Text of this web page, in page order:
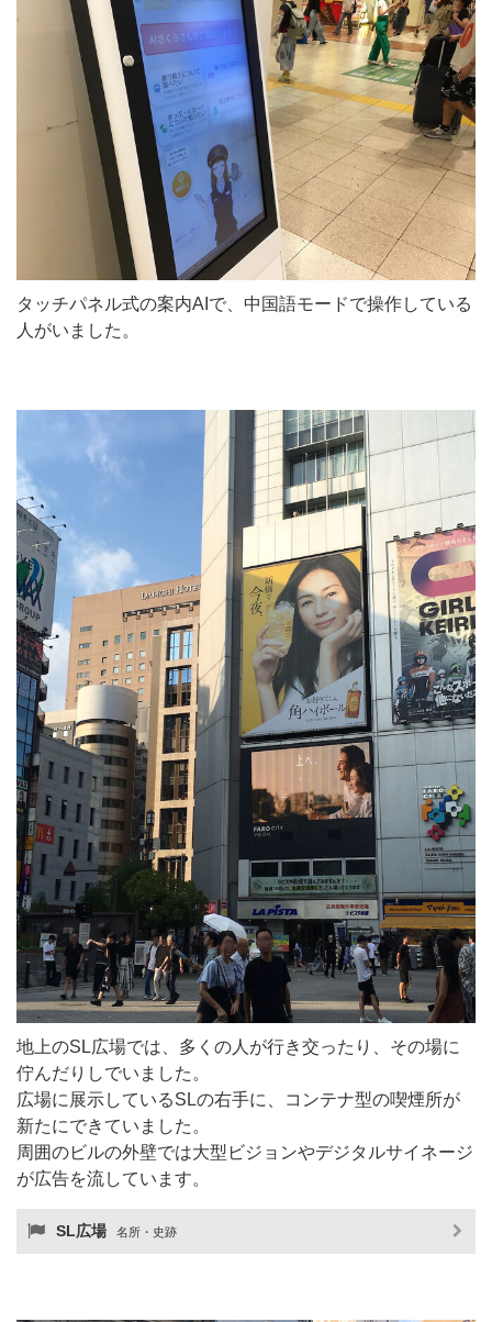
タッチパネル式の案内AIで、中国語モードで操作している
人がいました。
地上のSL広場では、多くの人が行き交ったり、その場に
佇んだりしでいました。
広場に展示しているSLの右手に、コンテナ型の喫煙所が
新たにできていました。
周囲のビルの外壁では大型ビジョンやデジタルサイネージ
が広告を流しています。
SL広場 名所・史跡